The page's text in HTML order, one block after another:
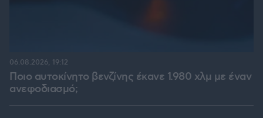
Ποιο αυτοκίνητο βενζίνης έκανε 1.980 χλμ με έναν
ανεφοδιασμό;
06.08.2026, 19:12